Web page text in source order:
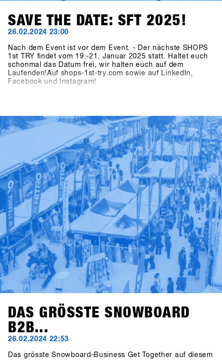
SAVE THE DATE: SFT 2025!
26.02.2024 23:00
Nach dem Event ist vor dem Event. - Der nächste SHOPS
1st TRY findet vom 19.-21. Januar 2025 statt. Haltet euch
schonmal das Datum frei, wir halten euch auf dem
Laufenden!Auf shops-1st-try.com sowie auf LinkedIn,
Facebook und Instagram!
DAS GRÖSSTE SNOWBOARD
B2B...
26.02.2024 22:53
Das grösste Snowboard-Business Get Together auf diesem